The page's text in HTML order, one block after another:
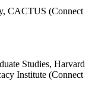
CACTUS (Connect
Studies, Harvard
Institute (Connect